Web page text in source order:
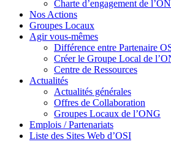
Charte d’engagement de
Nos Actions
Groupes Locaux
Agir vous-mêmes
Différence entre Partenaire
Créer le Groupe Local de
Centre de Ressources
Actualités
Actualités générales
Offres de Collaboration
Groupes Locaux de l’ONG
Emplois / Partenariats
Liste des Sites Web d’OSI